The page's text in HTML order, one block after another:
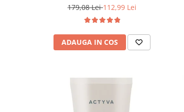
179,08 Lei112,99 Lei
ADAUGA IN COS